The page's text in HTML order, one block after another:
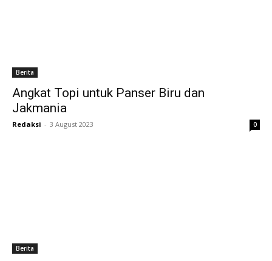
Berita
Angkat Topi untuk Panser Biru dan
Jakmania
Redaksi - 3 August 2023 0
Berita